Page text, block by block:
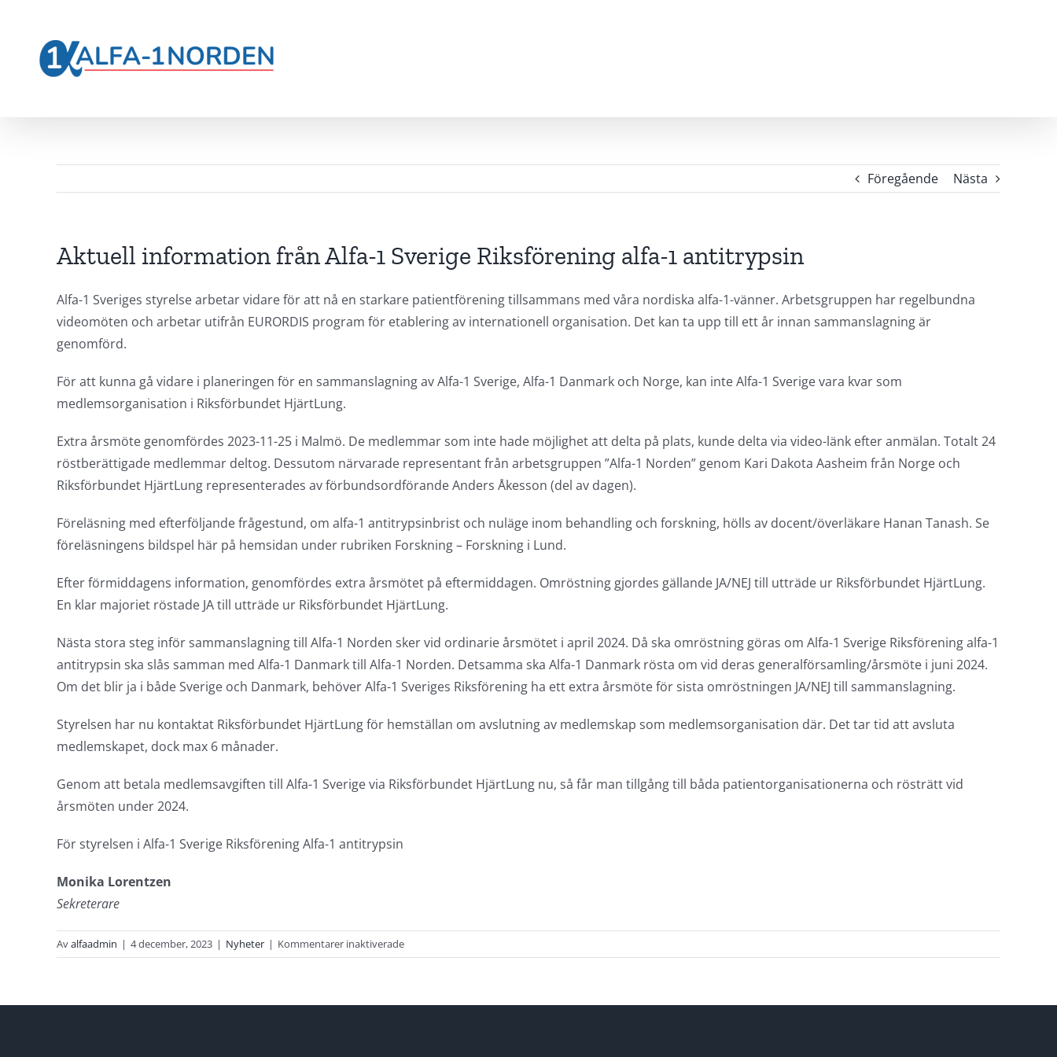
innehållet
Föregående Nästa
Aktuell information från Alfa-1 Sverige Riksförening alfa-1 antitrypsin
Alfa-1 Sveriges styrelse arbetar vidare för att nå en starkare patientförening tillsammans med våra nordiska alfa-1-vänner. Arbetsgruppen har regelbundna
videomöten och arbetar utifrån EURORDIS program för etablering av internationell organisation. Det kan ta upp till ett år innan sammanslagning är
genomförd.
För att kunna gå vidare i planeringen för en sammanslagning av Alfa-1 Sverige, Alfa-1 Danmark och Norge, kan inte Alfa-1 Sverige vara kvar som
medlemsorganisation i Riksförbundet HjärtLung.
Extra årsmöte genomfördes 2023-11-25 i Malmö. De medlemmar som inte hade möjlighet att delta på plats, kunde delta via video-länk efter anmälan. Totalt 24
röstberättigade medlemmar deltog. Dessutom närvarade representant från arbetsgruppen ”Alfa-1 Norden” genom Kari Dakota Aasheim från Norge och
Riksförbundet HjärtLung representerades av förbundsordförande Anders Åkesson (del av dagen).
Föreläsning med efterföljande frågestund, om alfa-1 antitrypsinbrist och nuläge inom behandling och forskning, hölls av docent/överläkare Hanan Tanash. Se
föreläsningens bildspel här på hemsidan under rubriken Forskning – Forskning i Lund.
Efter förmiddagens information, genomfördes extra årsmötet på eftermiddagen. Omröstning gjordes gällande JA/NEJ till utträde ur Riksförbundet HjärtLung.
En klar majoriet röstade JA till utträde ur Riksförbundet HjärtLung.
Nästa stora steg inför sammanslagning till Alfa-1 Norden sker vid ordinarie årsmötet i april 2024. Då ska omröstning göras om Alfa-1 Sverige Riksförening alfa-1
antitrypsin ska slås samman med Alfa-1 Danmark till Alfa-1 Norden. Detsamma ska Alfa-1 Danmark rösta om vid deras generalförsamling/årsmöte i juni 2024.
Om det blir ja i både Sverige och Danmark, behöver Alfa-1 Sveriges Riksförening ha ett extra årsmöte för sista omröstningen JA/NEJ till sammanslagning.
Styrelsen har nu kontaktat Riksförbundet HjärtLung för hemställan om avslutning av medlemskap som medlemsorganisation där. Det tar tid att avsluta
medlemskapet, dock max 6 månader.
Genom att betala medlemsavgiften till Alfa-1 Sverige via Riksförbundet HjärtLung nu, så får man tillgång till båda patientorganisationerna och rösträtt vid
årsmöten under 2024.
För styrelsen i Alfa-1 Sverige Riksförening Alfa-1 antitrypsin
Monika Lorentzen
Sekreterare
Avalfaadmin | 4 december, 2023 | Nyheter | Kommentarer inaktiveradeför
Aktuell